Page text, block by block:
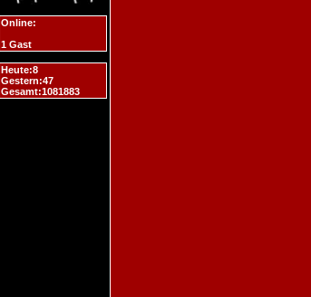
Online:
1 Gast
Heute:8
Gestern:47
Gesamt:1081883